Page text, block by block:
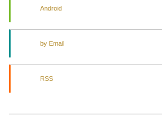
Android
by Email
RSS